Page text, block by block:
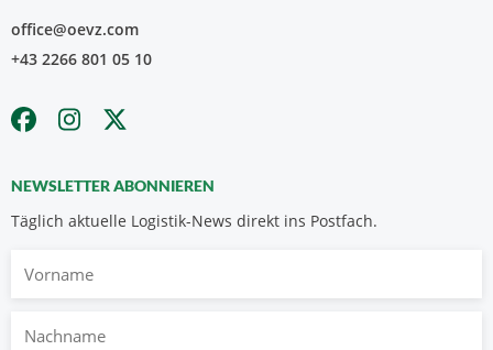
office@oevz.com
+43 2266 801 05 10
NEWSLETTER ABONNIEREN
Täglich aktuelle Logistik-News direkt ins Postfach.
Nachname